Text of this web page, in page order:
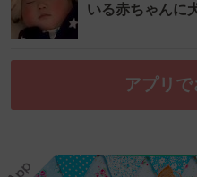
いる赤ちゃん
アプリ